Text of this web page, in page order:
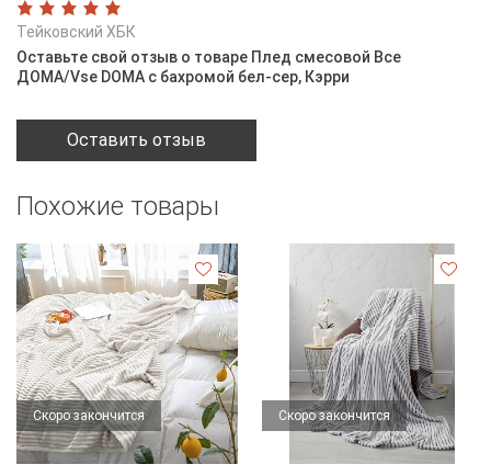
Тейковский ХБК
Оставьте свой отзыв о товаре Плед смесовой Все
ДOMA/Vse DOMA с бахромой бел-сер, Кэрри
Оставить отзыв
Похожие товары
Скоро закончится Скоро закончится